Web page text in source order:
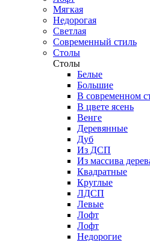
Мягкая
Недорогая
Светлая
Современный стиль
Столы
Столы
Белые
Большие
В современном
В цвете ясень
Венге
Деревянные
Дуб
Из ДСП
Из массива
Квадратные
Круглые
ЛДСП
Левые
Лофт
Лофт
Недорогие